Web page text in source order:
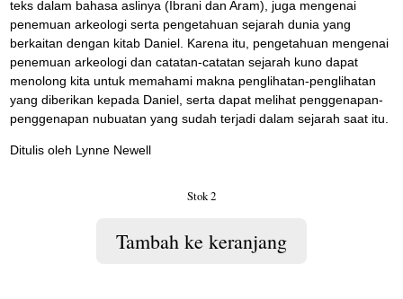
teks dalam bahasa aslinya (Ibrani dan Aram), juga mengenai
penemuan arkeologi serta pengetahuan sejarah dunia yang
berkaitan dengan kitab Daniel. Karena itu, pengetahuan mengenai
penemuan arkeologi dan catatan-catatan sejarah kuno dapat
menolong kita untuk memahami makna penglihatan-penglihatan
yang diberikan kepada Daniel, serta dapat melihat penggenapan-
penggenapan nubuatan yang sudah terjadi dalam sejarah saat itu.
Ditulis oleh Lynne Newell
Stok 2
Tambah ke keranjang